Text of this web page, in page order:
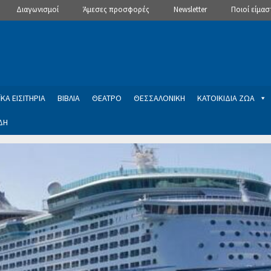
Διαγωνισμοί Άμεσες προσφορές Newsletter Ποιοί
ΕΙΣΙΤΗΡΙΑ ΒΙΒΛΙΑ ΘΕΑΤΡΟ ΘΕΣΣΑΛΟΝΙΚΗ ΚΑΤΟΙΚΙΔΙΑ ΖΩΑ
Newsletter
εγγραφής στο Newsletter του Dealistas.grΕπικοινωνία